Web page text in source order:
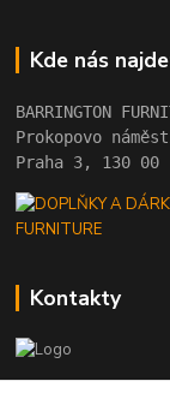
Kde nás
BARRINGTON
Prokopovo
Praha 3, 130 00
Kontakty